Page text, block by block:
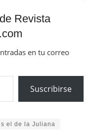
Revista
en tu correo
Suscribirse
el de la Juliana